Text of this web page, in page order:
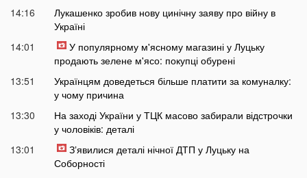
14:16
Лукашенко зробив нову цинічну заяву про війну в
Україні
14:01
У популярному м'ясному магазині у Луцьку
продають зелене м'ясо: покупці обурені
13:51
Українцям доведеться більше платити за комуналку:
у чому причина
13:30
На заході України у ТЦК масово забирали відстрочки
у чоловіків: деталі
13:01
Зʼявилися деталі нічної ДТП у Луцьку на
Соборності